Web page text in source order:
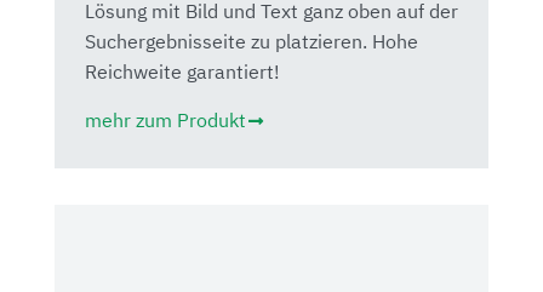
Lösung mit Bild und Text ganz oben auf der
Suchergebnisseite zu platzieren. Hohe
Reichweite garantiert!
mehr zum Produkt